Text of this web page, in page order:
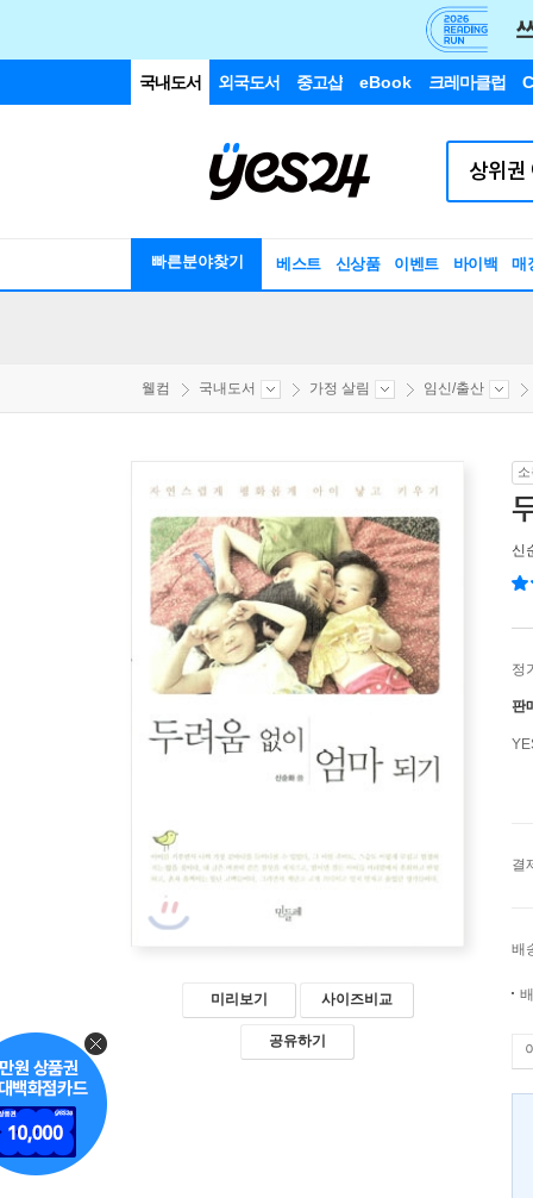
국내도서 외국도서 중고샵 eBook 크레마클럽
빠른분야찾기 베스트 신상품 이벤트 바이백 매
웰컴 국내도서 가정 살림 임신/출산
미리보기 사이즈비교
공유하기
신
정
판
결
배